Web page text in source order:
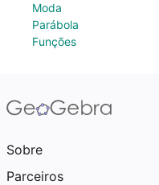
Moda
Parábola
Funções
Sobre
Parceiros